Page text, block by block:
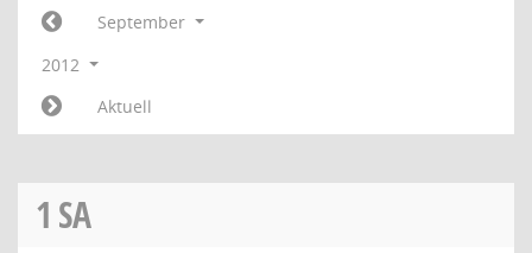
September
2012
Aktuell
1 SA